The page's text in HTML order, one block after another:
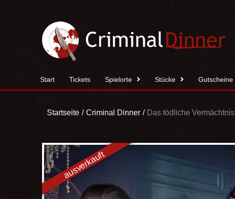
Start Tickets Spielorte Stücke Gutscheine
Startseite Criminal Dinner Das tödliche Vermächtnis